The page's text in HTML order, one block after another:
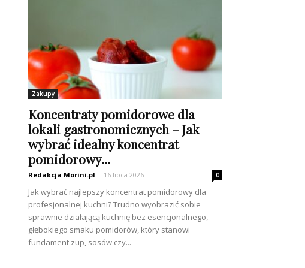
Zakupy
Koncentraty pomidorowe dla
lokali gastronomicznych – Jak
wybrać idealny koncentrat
pomidorowy...
Redakcja Morini.pl - 16 lipca 2026 0
Jak wybrać najlepszy koncentrat pomidorowy dla
profesjonalnej kuchni? Trudno wyobrazić sobie
sprawnie działającą kuchnię bez esencjonalnego,
głębokiego smaku pomidorów, który stanowi
fundament zup, sosów czy...